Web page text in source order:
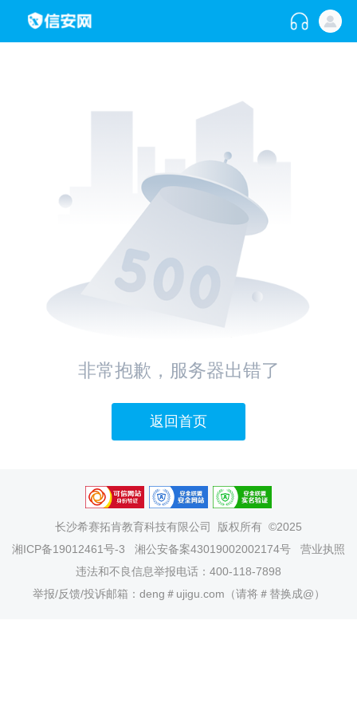
非常抱歉，服务器出错了
返回首页
长沙希赛拓肯教育科技有限公司
版权所有 ©2025
湘ICP备19012461号-3
湘公安备案43019002002174号
营业执照
违法和不良信息举报电话：400-118-7898
举报/反馈/投诉邮箱：deng＃ujigu.com（请将＃替换成@）